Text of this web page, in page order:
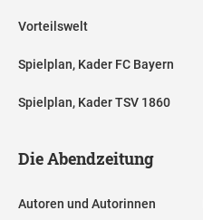
Vorteilswelt
Spielplan, Kader FC Bayern
Spielplan, Kader TSV 1860
Die Abendzeitung
Autoren und Autorinnen